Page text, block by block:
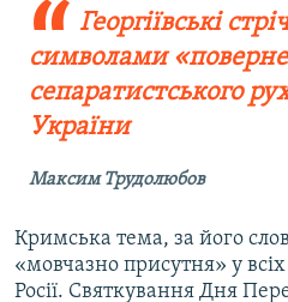
Георгіївські
символами
сепаратистського
України
Максим Трудолюбов
Кримська тема, за його
«мовчазно присутня» у
Росії. Святкування Дня